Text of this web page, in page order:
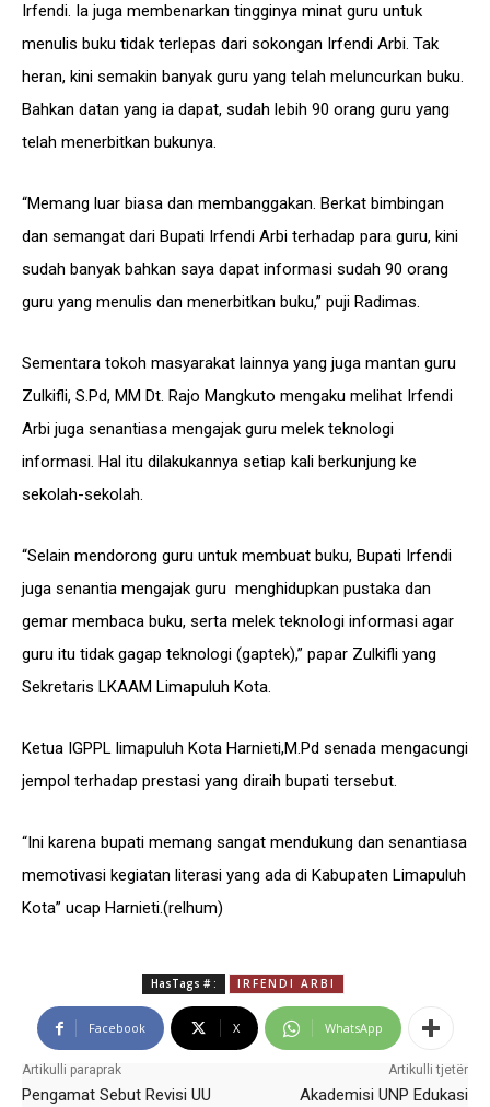
Irfendi. Ia juga membenarkan tingginya minat guru untuk
menulis buku tidak terlepas dari sokongan Irfendi Arbi. Tak
heran, kini semakin banyak guru yang telah meluncurkan buku.
Bahkan datan yang ia dapat, sudah lebih 90 orang guru yang
telah menerbitkan bukunya.
“Memang luar biasa dan membanggakan. Berkat bimbingan
dan semangat dari Bupati Irfendi Arbi terhadap para guru, kini
sudah banyak bahkan saya dapat informasi sudah 90 orang
guru yang menulis dan menerbitkan buku,” puji Radimas.
Sementara tokoh masyarakat lainnya yang juga mantan guru
Zulkifli, S.Pd, MM Dt. Rajo Mangkuto mengaku melihat Irfendi
Arbi juga senantiasa mengajak guru melek teknologi
informasi. Hal itu dilakukannya setiap kali berkunjung ke
sekolah-sekolah.
“Selain mendorong guru untuk membuat buku, Bupati Irfendi
juga senantia mengajak guru menghidupkan pustaka dan
gemar membaca buku, serta melek teknologi informasi agar
guru itu tidak gagap teknologi (gaptek),” papar Zulkifli yang
Sekretaris LKAAM Limapuluh Kota.
Ketua IGPPL limapuluh Kota Harnieti,M.Pd senada mengacungi
jempol terhadap prestasi yang diraih bupati tersebut.
“Ini karena bupati memang sangat mendukung dan senantiasa
memotivasi kegiatan literasi yang ada di Kabupaten Limapuluh
Kota” ucap Harnieti.(relhum)
HasTags # : IRFENDI ARBI
Facebook X WhatsApp
Artikulli paraprak
Pengamat Sebut Revisi UU
Artikulli tjetër
Akademisi UNP Edukasi